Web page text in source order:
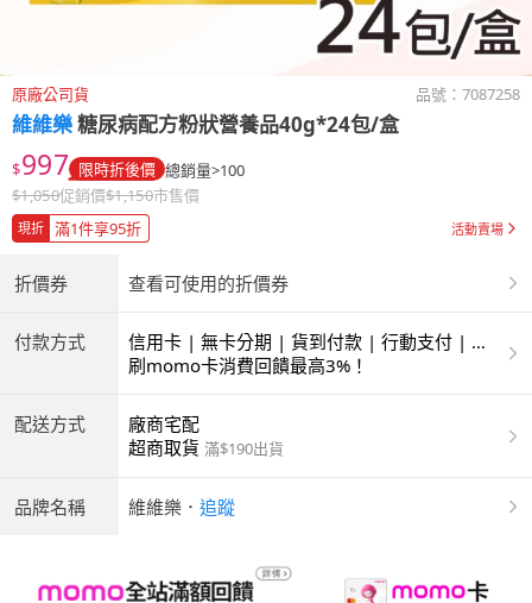
原廠公司貨 品號： 7087258
維維樂糖尿病配方粉狀營養品40g*24包/盒
$997 限時折後價 總銷量>100
$1,050促銷價$1,150市售價
現折 滿1件享95折 活動賣場
折價券 查看可使用的折價券
付款方式
信用卡 | 無卡分期 | 貨到付款 | 行動支付 | 超
商付款 | ATM | 銀聯卡
刷momo卡消費回饋最高3%！
配送方式
廠商宅配
超商取貨 滿$190出貨
品牌名稱 維維樂 ． 追蹤